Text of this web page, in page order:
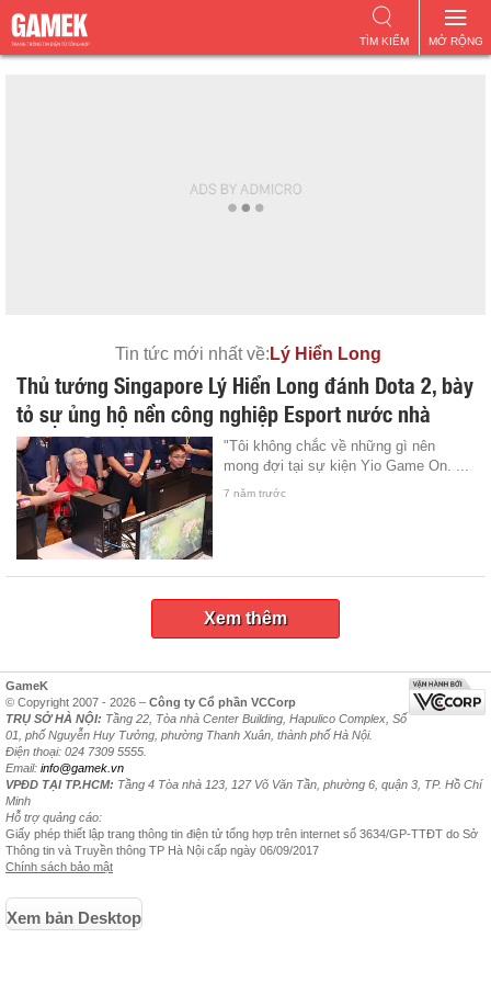
MỞ RỘNG
TÌM KIẾM
Tin tức mới nhất về: Lý Hiển Long
Thủ tướng Singapore Lý Hiển Long đánh Dota 2, bày
tỏ sự ủng hộ nền công nghiệp Esport nước nhà
"Tôi không chắc về những gì nên
mong đợi tại sự kiện Yio Game On. ...
7 năm trước
Xem thêm
GameK
© Copyright 2007 - 2026 – Công ty Cổ phần VCCorp
TRỤ SỞ HÀ NỘI: Tầng 22, Tòa nhà Center Building, Hapulico Complex, Số
01, phố Nguyễn Huy Tưởng, phường Thanh Xuân, thành phố Hà Nội.
Điện thoại: 024 7309 5555.
Email: info@gamek.vn
VPĐD TẠI TP.HCM: Tầng 4 Tòa nhà 123, 127 Võ Văn Tần, phường 6, quận 3, TP. Hồ Chí
Minh
Hỗ trợ quảng cáo:
Giấy phép thiết lập trang thông tin điện tử tổng hợp trên internet số 3634/GP-TTĐT do Sở
Thông tin và Truyền thông TP Hà Nội cấp ngày 06/09/2017
Chính sách bảo mật
Xem bản Desktop